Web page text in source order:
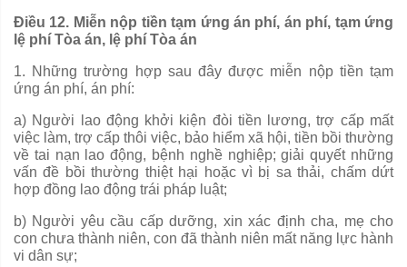
Điều 12. Miễn nộp tiền tạm ứng án phí, án phí, tạm ứng
lệ phí Tòa án, lệ phí Tòa án
1. Những trường hợp sau đây được miễn nộp tiền tạm
ứng án phí, án phí:
a) Người lao động khởi kiện đòi tiền lương, trợ cấp mất
việc làm, trợ cấp thôi việc, bảo hiểm xã hội, tiền bồi thường
về tai nạn lao động, bệnh nghề nghiệp;giải quyết những
vấn đề bồi thường thiệt hại hoặc vì bị sa thải, chấm dứt
hợp đồng lao động trái pháp luật;
b) Người yêu cầu cấp dưỡng, xin xác định cha, mẹ cho
con chưa thành niên, con đã thành niên mất năng lực hành
vi dân sự;